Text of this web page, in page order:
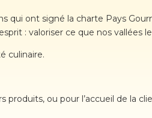
qui ont signé la charte Pays
: valoriser ce que nos vallées
culinaire.
ou pour l’accueil de la